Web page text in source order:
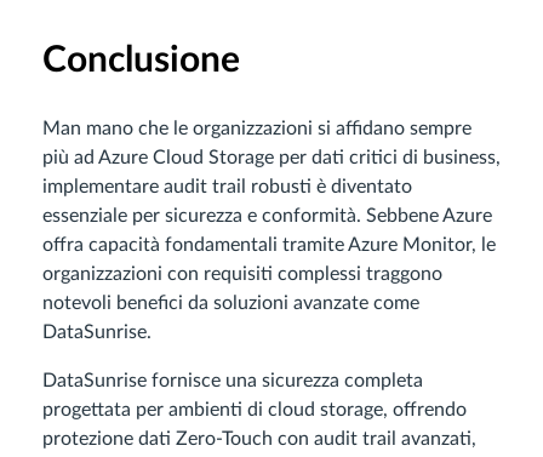
Conclusione
Man mano che le organizzazioni si affidano sempre
più ad Azure Cloud Storage per dati critici di business,
implementare audit trail robusti è diventato
essenziale per sicurezza e conformità. Sebbene Azure
offra capacità fondamentali tramite Azure Monitor, le
organizzazioni con requisiti complessi traggono
notevoli benefici da soluzioni avanzate come
DataSunrise.
DataSunrise fornisce una sicurezza completa
progettata per ambienti di cloud storage, offrendo
protezione dati Zero-Touch con audit trail avanzati,